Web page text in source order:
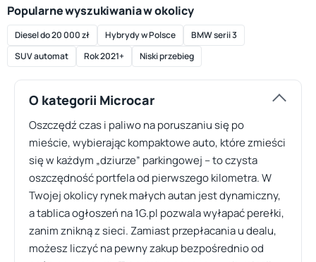
Popularne wyszukiwania w okolicy
Diesel do 20 000 zł Hybrydy w Polsce
BMW serii 3
SUV automat
Rok 2021+ Niski przebieg
O kategorii Microcar
Oszczędź czas i paliwo na poruszaniu się po
mieście, wybierając kompaktowe auto, które zmieści
się w każdym „dziurze” parkingowej – to czysta
oszczędność portfela od pierwszego kilometra. W
Twojej okolicy rynek małych autan jest dynamiczny,
a tablica ogłoszeń na 1G.pl pozwala wyłapać perełki,
zanim znikną z sieci. Zamiast przepłacania u dealu,
możesz liczyć na pewny zakup bezpośrednio od